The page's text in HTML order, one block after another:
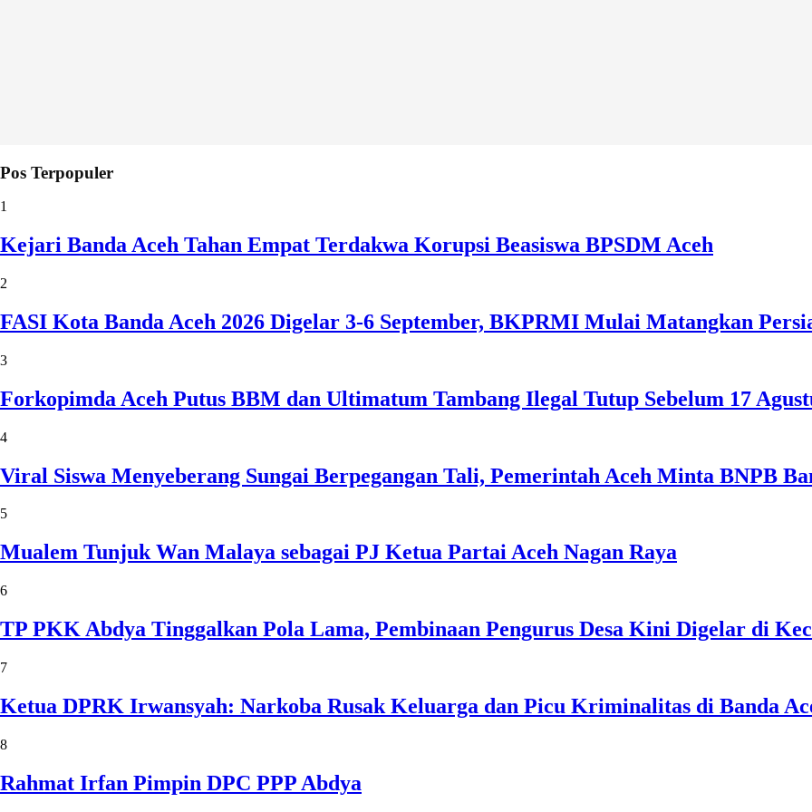
Pos Terpopuler
1
Kejari Banda Aceh Tahan Empat Terdakwa Korupsi Beasiswa BPSDM Aceh
2
FASI Kota Banda Aceh 2026 Digelar 3-6 September, BKPRMI Mulai Matangkan
3
Forkopimda Aceh Putus BBM dan Ultimatum Tambang Ilegal Tutup Sebelum 17
4
Viral Siswa Menyeberang Sungai Berpegangan Tali, Pemerintah Aceh Minta BNPB
5
Mualem Tunjuk Wan Malaya sebagai PJ Ketua Partai Aceh Nagan Raya
6
TP PKK Abdya Tinggalkan Pola Lama, Pembinaan Pengurus Desa Kini Digelar di
7
Ketua DPRK Irwansyah: Narkoba Rusak Keluarga dan Picu Kriminalitas di Banda
8
Rahmat Irfan Pimpin DPC PPP Abdya